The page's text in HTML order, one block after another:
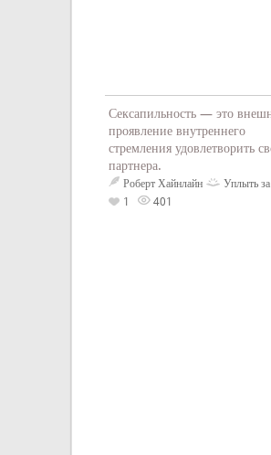
Сексапильность — это
проявление внутреннего
стремления удовлетворить
партнера.
Роберт Хайнлайн
Уплыть за
1
401